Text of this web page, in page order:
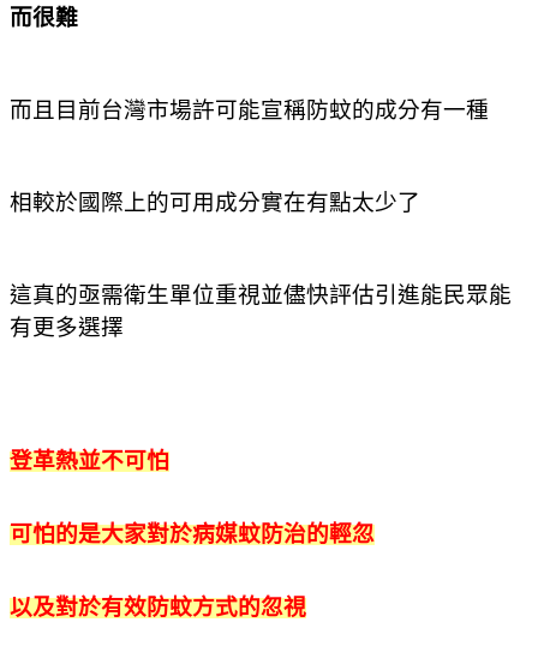
而很難
而且目前台灣市場許可能宣稱防蚊的成分有一種
相較於國際上的可用成分實在有點太少了
這真的亟需衛生單位重視並儘快評估引進能民眾能
有更多選擇
登革熱並不可怕
可怕的是大家對於病媒蚊防治的輕忽
以及對於有效防蚊方式的忽視